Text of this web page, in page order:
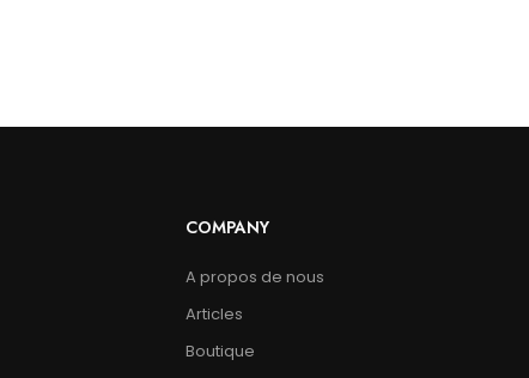
COMPANY
A propos de nous
Articles
Boutique